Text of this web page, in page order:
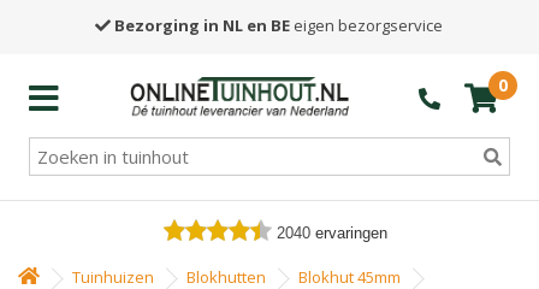
Bezorging in NL en BE eigen bezorgservice
0
2040 ervaringen
Tuinhuizen Blokhutten Blokhut 45mm